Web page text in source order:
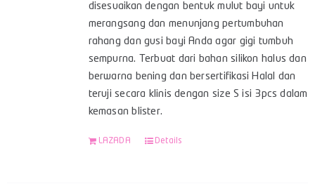
disesuaikan dengan bentuk mulut bayi untuk
merangsang dan menunjang pertumbuhan
rahang dan gusi bayi Anda agar gigi tumbuh
sempurna. Terbuat dari bahan silikon halus dan
berwarna bening dan bersertifikasi Halal dan
teruji secara klinis dengan size S isi 3pcs dalam
kemasan blister.
LAZADA Details